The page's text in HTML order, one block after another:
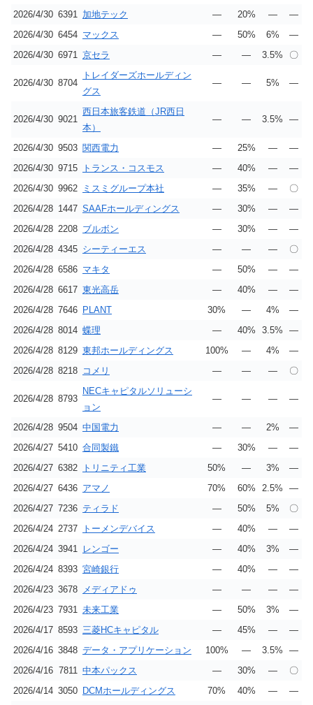
2026/4/30 6391 加地テック ― 20% ―
―
2026/4/30 6454 マックス ― 50% 6%
―
2026/4/30 6971 京セラ ― ― 3.5% 〇
2026/4/30 8704
トレイダーズホールディン
グス
― ― 5% ―
2026/4/30 9021
西日本旅客鉄道（JR西日
本）
― ― 3.5% ―
2026/4/30 9503 関西電力 ― 25% ―
―
2026/4/30 9715 トランス・コスモス ― 40% ―
―
2026/4/30 9962 ミスミグループ本社 ― 35% ―
〇
2026/4/28 1447 SAAFホールディングス ― 30% ―
―
2026/4/28 2208 ブルボン ― 30% ―
―
2026/4/28 4345 シーティーエス ― ― ―
〇
2026/4/28 6586 マキタ ― 50% ―
―
2026/4/28 6617 東光高岳 ― 40% ―
―
2026/4/28 7646 PLANT 30% ― 4%
―
2026/4/28 8014 蝶理 ― 40% 3.5%
―
2026/4/28 8129 東邦ホールディングス 100% ― 4%
―
2026/4/28 8218 コメリ ― ― ― 〇
2026/4/28 8793
NECキャピタルソリューシ
ョン
― ― ― ―
2026/4/28 9504 中国電力 ― ― 2%
―
2026/4/27 5410 合同製鐵 ― 30% ―
―
2026/4/27 6382 トリニティ工業 50% ― 3%
―
2026/4/27 6436 アマノ 70% 60% 2.5%
―
2026/4/27 7236 ティラド ― 50% 5%
〇
2026/4/24 2737 トーメンデバイス ― 40% ―
―
2026/4/24 3941 レンゴー ― 40% 3%
―
2026/4/24 8393 宮崎銀行 ― 40% ―
―
2026/4/23 3678 メディアドゥ ― ― ―
―
2026/4/23 7931 未来工業 ― 50% 3%
―
2026/4/17 8593 三菱HCキャピタル ― 45% ―
―
2026/4/16 3848 データ・アプリケーション 100% ― 3.5%
―
2026/4/16 7811 中本パックス ― 30% ―
〇
2026/4/14 3050 DCMホールディングス 70% 40% ― ―